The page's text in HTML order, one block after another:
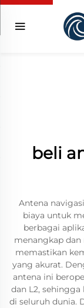
beli
Antena
biaya untuk
berbagai
menangkap dan
memastikan
yang akurat.
antena ini
dan L2,
di seluruh dunia.